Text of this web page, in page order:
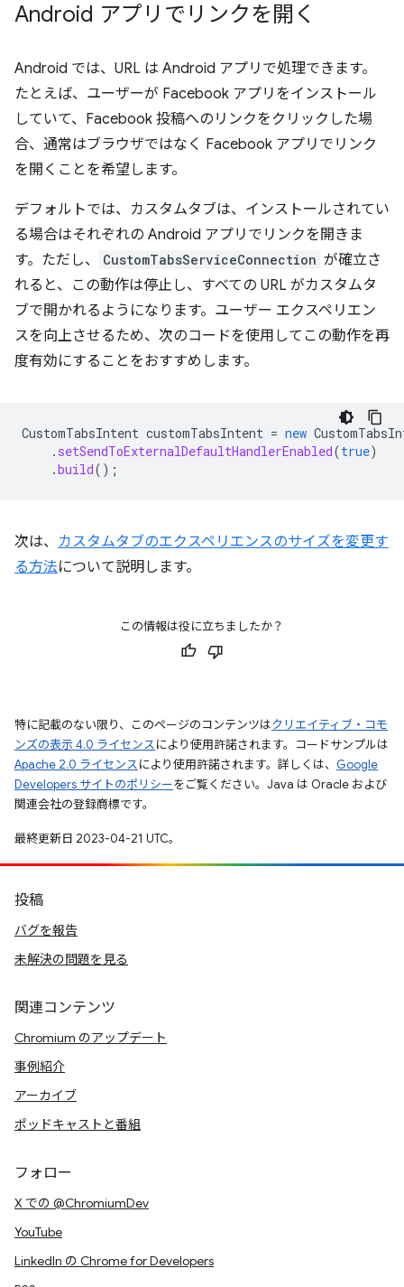
Android アプリでリンクを開く
Android では、URL は Android アプリで処理できます。
たとえば、ユーザーが Facebook アプリをインストール
していて、Facebook 投稿へのリンクをクリックした場
合、通常はブラウザではなく Facebook アプリでリンク
を開くことを希望します。
デフォルトでは、カスタムタブは、インストールされてい
る場合はそれぞれの Android アプリでリンクを開きま
す。ただし、
CustomTabsServiceConnection が確立さ
れると、この動作は停止し、すべての URL がカスタムタ
ブで開かれるようになります。ユーザー エクスペリエン
スを向上させるため、次のコードを使用してこの動作を再
度有効にすることをおすすめします。
CustomTabsIntent customTabsIntent = new
. setSendToExternalDefaultHandlerEnabled(true)
.build();
次は、 カスタムタブのエクスペリエンスのサイズを変更す
る方法について説明します。
この情報は役に立ちましたか？
特に記載のない限り、このページのコンテンツはクリエイティブ・コモ
ンズの表示 4.0 ライセンスにより使用許諾されます。コードサンプルは
Apache 2.0 ライセンスにより使用許諾されます。詳しくは、 Google
Developers サイトのポリシーをご覧ください。Java は Oracle および
関連会社の登録商標です。
最終更新日 2023-04-21 UTC。
投稿
バグを報告
未解決の問題を見る
関連コンテンツ
Chromium のアップデート
事例紹介
アーカイブ
ポッドキャストと番組
フォロー
X での @ChromiumDev
YouTube
LinkedIn の Chrome for Developers